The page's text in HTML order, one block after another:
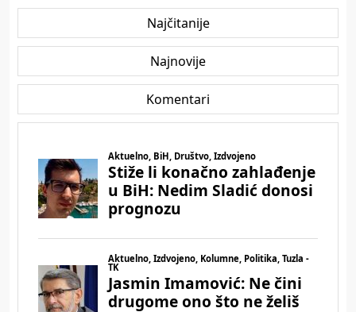
Najčitanije
Najnovije
Komentari